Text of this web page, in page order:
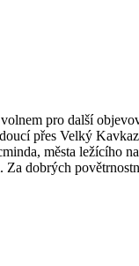
pro další
přes Velký
města ležícího
Za dobrých